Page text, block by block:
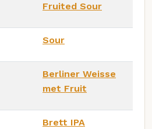
Fruited Sour
Sour
Berliner Weisse
met Fruit
Brett IPA